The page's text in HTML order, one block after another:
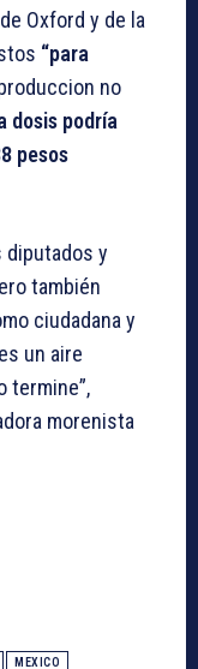
Oxford y de la
“para
no
dosis podría
pesos
diputados y
también
ciudadana y
un aire
termine”,
morenista
MEXICO